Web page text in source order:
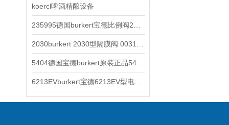
koercl啤酒精酿设备